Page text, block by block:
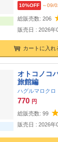
10%OFF ～09/
総販売数: 206
販売日 : 2026年
カートに入れ
オトコノコ
旅館編
ハグルマロクロ
770 円
総販売数: 99
販売日 : 2026年